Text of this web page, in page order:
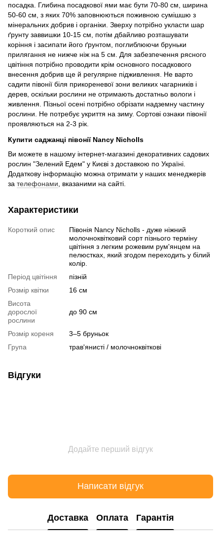
посадка. Глибина посадкової ями має бути 70-80 см, ширина
50-60 см, з яких 70% заповнюються поживною сумішшю з
мінеральних добрив і органіки. Зверху потрібно укласти шар
ґрунту заввишки 10-15 см, потім дбайливо розташувати
коріння і засипати його ґрунтом, поглиблюючи бруньки
прилягання не нижче ніж на 5 см. Для забезпечення рясного
цвітіння потрібно проводити крім основного посадкового
внесення добрив ще й регулярне підживлення. Не варто
садити півонії біля прикореневої зони великих чагарників і
дерев, оскільки рослини не отримають достатньо вологи і
живлення. Пізньої осені потрібно обрізати надземну частину
рослини. Не потребує укриття на зиму. Сортові ознаки півонії
проявляються на 2-3 рік.
Купити саджанці півонії Nancy Nicholls
Ви можете в нашому інтернет-магазині декоративних садових
рослин "Зелений Едем" у Києві з доставкою по Україні.
Додаткову інформацію можна отримати у наших менеджерів
за телефонами , вказаними на сайті.
Характеристики
Короткий опис
Півонія Nancy Nicholls - дуже ніжний
молочноквітковий сорт пізнього терміну
цвітіння з легким рожевим рум'янцем на
пелюстках, який згодом переходить у білий
колір.
Період цвітіння
пізній
Розмір квітки
16 см
Висота
дорослої
рослини
до 90 см
Розмір кореня
3–5 бруньок
Група
трав'янисті / молочноквіткові
Відгуки
Додайте перший відгук
Написати відгук
Доставка Оплата Гарантія